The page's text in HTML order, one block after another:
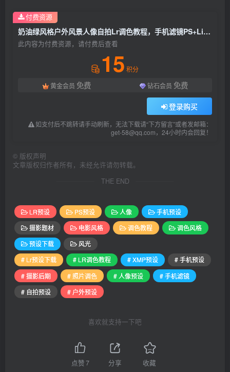
奶油绿风格户外风景人像自拍Lr调色教程，手机滤镜PS+Lightroom预设下载！
此内容为付费资源，请付费后查看
15 积分
黄金会员 免费 钻石会员 免费
登录购买
如支付后不跳转请手动刷新，无法下载请“下方留言”或者发邮箱：
get-58@qq.com，24小时内会回复！
付费资源
© 版权声明
文章版权归作者所有，未经允许请勿转载。
THE END
LR预设 PS预设 人像
手机预设
摄影题材
电影风格 调色教程
调色风格
预设下载
风光
# Lr预设下载
# LR调色教程 # XMP预设
# 手机预设
# 摄影后期
# 照片调色 # 人像预设
# 手机滤镜
# 自拍预设
# 户外预设
喜欢就支持一下吧
点赞7 分享 收藏